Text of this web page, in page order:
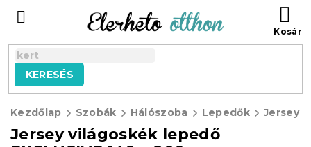
tartalomhoz
KERESÉS
Kezdőlap Szobák Hálószoba Lepedők Jersey
Jersey világoskék lepedő